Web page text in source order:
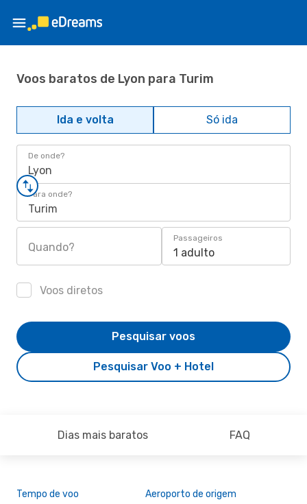
Voos baratos de Lyon para Turim
Ida e volta Só ida
De onde?
Lyon
Para onde?
Turim
Quando?
Passageiros
1 adulto
Voos diretos
Pesquisar Voo + Hotel
Pesquisar voos
Dias mais baratos FAQ
Tempo de voo Aeroporto de origem